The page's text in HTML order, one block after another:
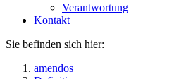
Verantwortung
Kontakt
Sie befinden sich hier:
amendos